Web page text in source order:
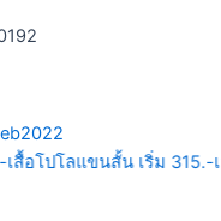
เสื้อโปโลแขนสั้น เริ่ม 315.-